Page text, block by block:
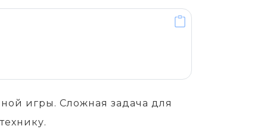
игры. Сложная задача для